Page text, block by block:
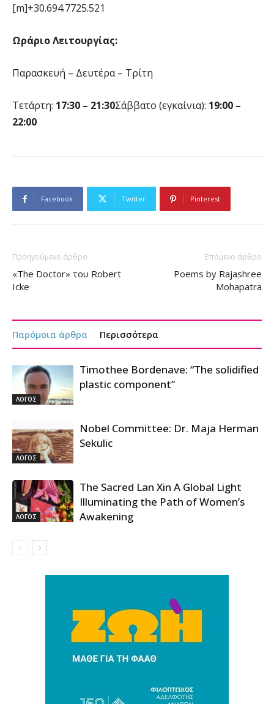
[m]+30.694.7725.521
Ωράριο Λειτουργίας:
Παρασκευή – Δευτέρα – Τρίτη
Τετάρτη: 17:30 – 21:30Σάββατο (εγκαίνια): 19:00 –
22:00
Facebook Twitter Pinterest
Προηγούμενο άρθρο
«The Doctor» του Robert
Icke
Επόμενο άρθρο
Poems by Rajashree
Mohapatra
Παρόμοια άρθρα Περισσότερα
ΛΟΓΟΣ
Timothee Bordenave: “The solidified
plastic component”
ΛΟΓΟΣ
Nobel Committee: Dr. Maja Herman
Sekulic
ΛΟΓΟΣ
The Sacred Lan Xin A Global Light
Illuminating the Path of Women’s
Awakening